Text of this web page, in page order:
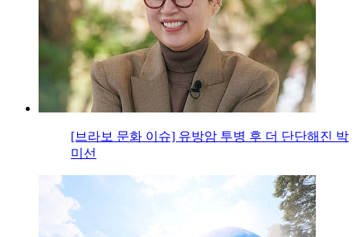
[브라보 문화 이슈] 유방암 투병 후 더 단단해진 박
미선